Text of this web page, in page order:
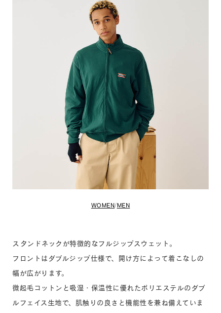
WOMEN/MEN
スタンドネックが特徴的なフルジップスウェット。
フロントはダブルジップ仕様で、開け方によって着こなしの
幅が広がります。
微起毛コットンと吸湿・保温性に優れたポリエステルのダブ
ルフェイス生地で、肌触りの良さと機能性を兼ね備えていま